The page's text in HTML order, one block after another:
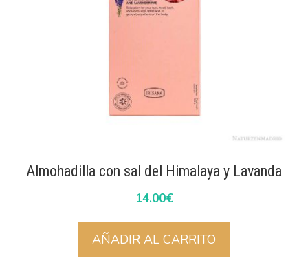
Almohadilla con sal del Himalaya y Lavanda
14.00€
AÑADIR AL CARRITO